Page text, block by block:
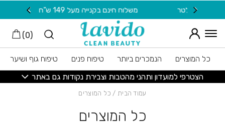
Skip to Content משלוח חינם בקנייה מעל 149 ש"ח
(
0
)
כל המוצרים הנמכרים ביותר טיפוח פנים
טיפוח גוף ושיער
הצטרפי למועדון ותהני מהטבות וצבירת נקודות גם באתר
עמוד הבית / כל המוצרים
כל המוצרים
בחזרה למעלה